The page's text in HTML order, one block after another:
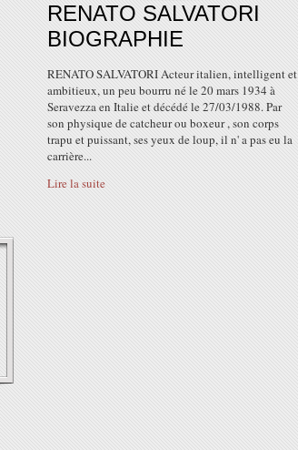
RENATO SALVATORI
BIOGRAPHIE
RENATO SALVATORI Acteur italien, intelligent et
ambitieux, un peu bourru né le 20 mars 1934 à
Seravezza en Italie et décédé le 27/03/1988. Par
son physique de catcheur ou boxeur , son corps
trapu et puissant, ses yeux de loup, il n' a pas eu la
carrière...
Lire la suite